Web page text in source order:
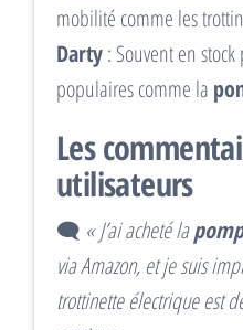
mobilité comme les
Darty: Souvent en
populaires comme la
Les
utilisateurs
🗨️ « J’ai acheté la
via Amazon, et je suis
trottinette électrique est